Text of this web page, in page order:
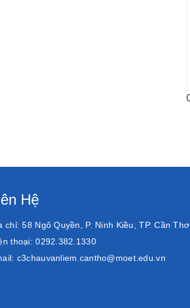
Hệ
chỉ: 58 Ngô Quyền, P. Ninh Kiều, TP. Cần Thơ
thoại: 0292.382.1330
c3chauvanliem.cantho@moet.edu.vn